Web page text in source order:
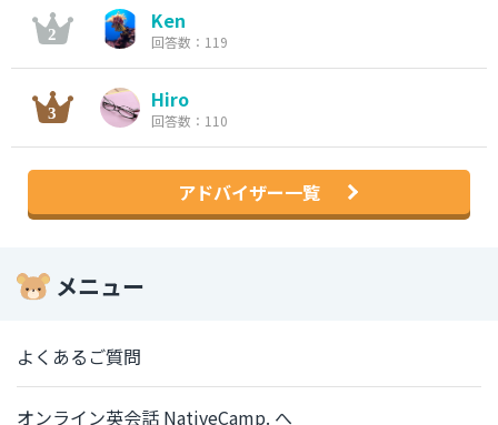
Ken
回答数：119
Hiro
回答数：110
アドバイザー一覧
メニュー
よくあるご質問
オンライン英会話 NativeCamp. へ